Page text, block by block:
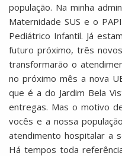
população. Na minha
Maternidade SUS e o
Pediátrico Infantil. Já
futuro próximo, três
transformarão o
no próximo mês a nova
que é a do Jardim Bela
entregas. Mas o motivo
vocês e a nossa
atendimento hospitalar a
Há tempos toda